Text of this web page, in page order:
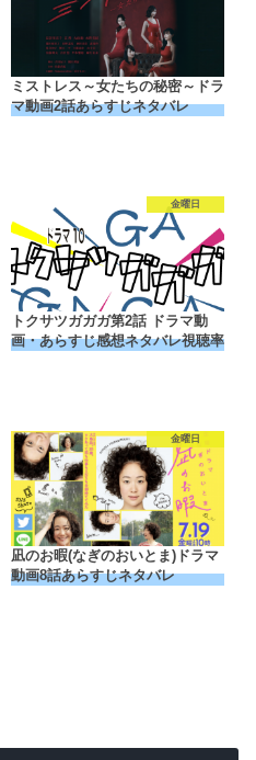
ミストレス～女たちの秘密～ドラ
マ動画2話あらすじネタバレ
金曜日
トクサツガガガ第2話 ドラマ動
画・あらすじ感想ネタバレ視聴率
金曜日
凪のお暇(なぎのおいとま)ドラマ
動画8話あらすじネタバレ